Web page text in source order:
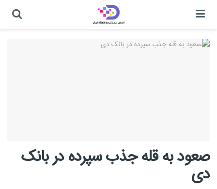
صعود به قله جذب سپرده در بانک
دی